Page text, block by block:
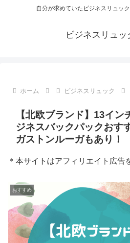
自分が求めていたビジネスリュッ
ビジネスリュッ
ホーム ビジネスリュック
【北欧ブランド】13イン
ジネスバックパックおす
ガストンルーガもあり！
＊本サイトはアフィリエイト広告
おすすめ